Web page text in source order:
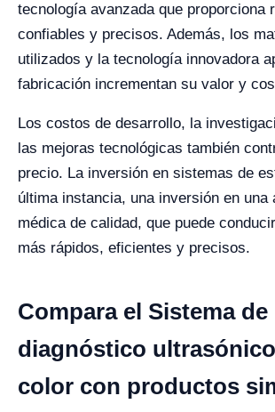
tecnología avanzada que proporciona
confiables y precisos. Además, los
utilizados y la tecnología innovadora
fabricación incrementan su valor y
Los costos de desarrollo, la
las mejoras tecnológicas también
precio. La inversión en sistemas de
última instancia, una inversión en una
médica de calidad, que puede
más rápidos, eficientes y precisos.
Compara el Sistema de
diagnóstico
color con productos